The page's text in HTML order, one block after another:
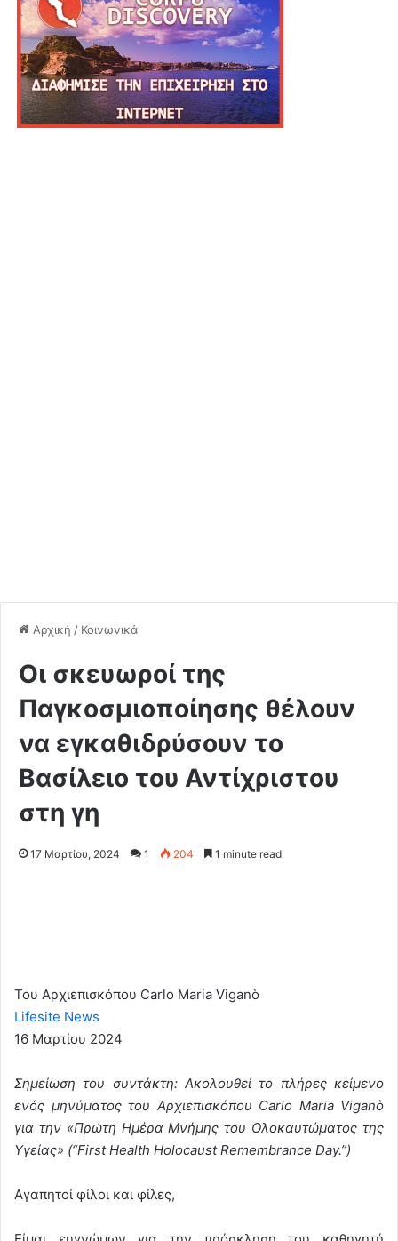
Αρχική / Κοινωνικά
Οι σκευωροί της
Παγκοσμιοποίησης θέλουν
να εγκαθιδρύσουν το
Βασίλειο του Αντίχριστου
στη γη
17 Μαρτίου, 2024 1 204 1 minute read
Του Αρχιεπισκόπου Carlo Maria Viganò
Lifesite News
16 Μαρτίου 2024
Σημείωση του συντάκτη: Ακολουθεί το πλήρες κείμενο
ενός μηνύματος του Αρχιεπισκόπου Carlo Maria Viganò
για την «Πρώτη Ημέρα Μνήμης του Ολοκαυτώματος της
Υγείας» (“First Health Holocaust Remembrance Day.”)
Αγαπητοί φίλοι και φίλες,